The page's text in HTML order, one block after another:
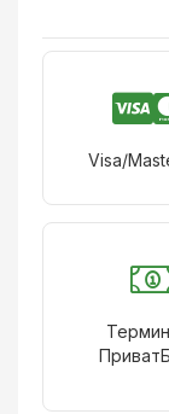
Visa/